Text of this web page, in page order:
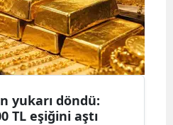
yukarı döndü:
TL eşiğini aştı